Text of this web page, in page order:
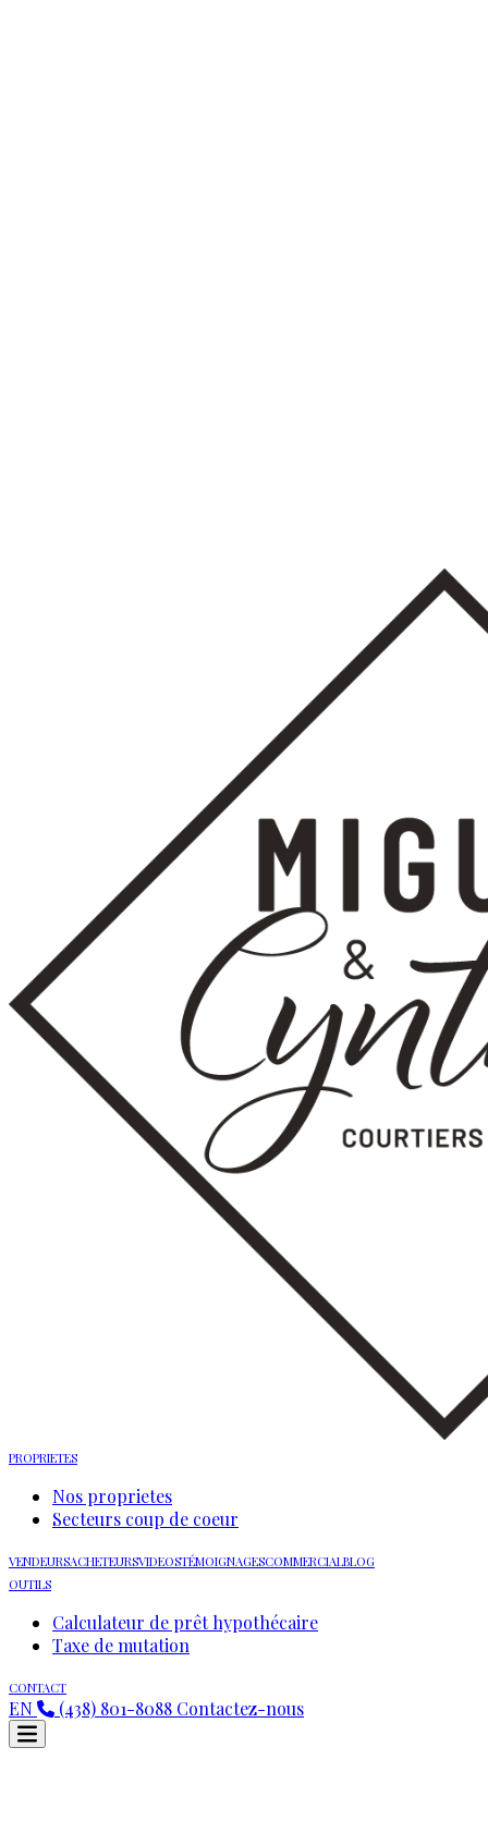
PROPRIETES
Nos proprietes
Secteurs coup de coeur
VENDEURSACHETEURSVIDEOSTÉMOIGNAGESCOMMERCIALBLOG
OUTILS
Calculateur de prêt hypothécaire
Taxe de mutation
CONTACT
EN (438) 801-8088 Contactez-nous